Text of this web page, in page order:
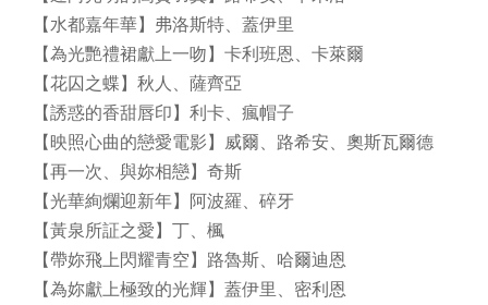
【水都嘉年華】弗洛斯特、蓋伊里
【為光艷禮裙獻上一吻】卡利班恩、卡萊爾
【花囚之蝶】秋人、薩齊亞
【誘惑的香甜唇印】利卡、瘋帽子
【映照心曲的戀愛電影】威爾、路希安、奧斯瓦爾德
【再一次、與妳相戀】奇斯
【光華絢爛迎新年】阿波羅、碎牙
【黃泉所証之愛】丁、楓
【帶妳飛上閃耀青空】路魯斯、哈爾迪恩
【為妳獻上極致的光輝】蓋伊里、密利恩